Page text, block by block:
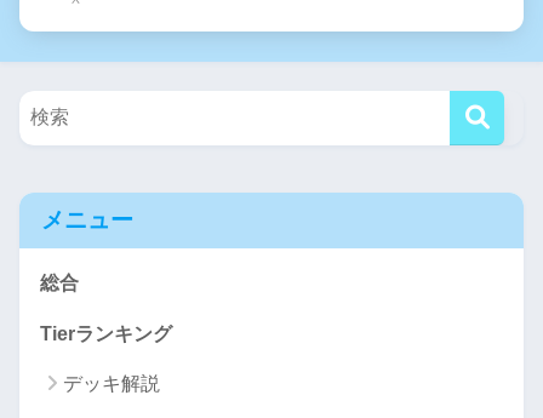
メニュー
総合
Tierランキング
デッキ解説